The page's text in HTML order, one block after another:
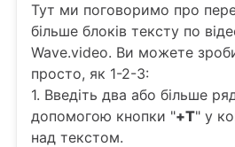
Тут ми поговоримо про
більше блоків тексту по
Wave.video. Ви можете
просто, як 1-2-3:
1. Введіть два або більше
допомогою кнопки "+T" у
над текстом.